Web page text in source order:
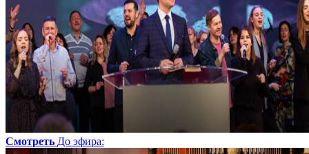
Смотреть До эфира: